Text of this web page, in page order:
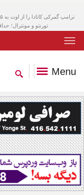
تورنتو و مونترال؛
Menu